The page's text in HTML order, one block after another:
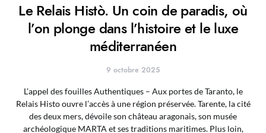
Le Relais Histò. Un coin de paradis, où
l’on plonge dans l’histoire et le luxe
méditerranéen
9 octobre 2025
L’appel des fouilles Authentiques – Aux portes de Taranto, le
Relais Histo ouvre l’accès à une région préservée. Tarente, la cité
des deux mers, dévoile son château aragonais, son musée
archéologique MARTA et ses traditions maritimes. Plus loin,